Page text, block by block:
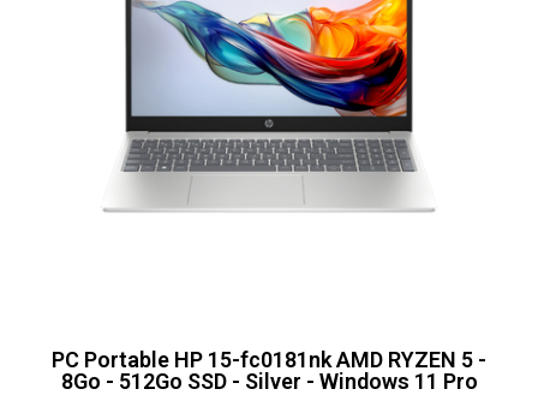
PC Portable HP 15-fc0181nk AMD RYZEN 5 -
8Go - 512Go SSD - Silver - Windows 11 Pro